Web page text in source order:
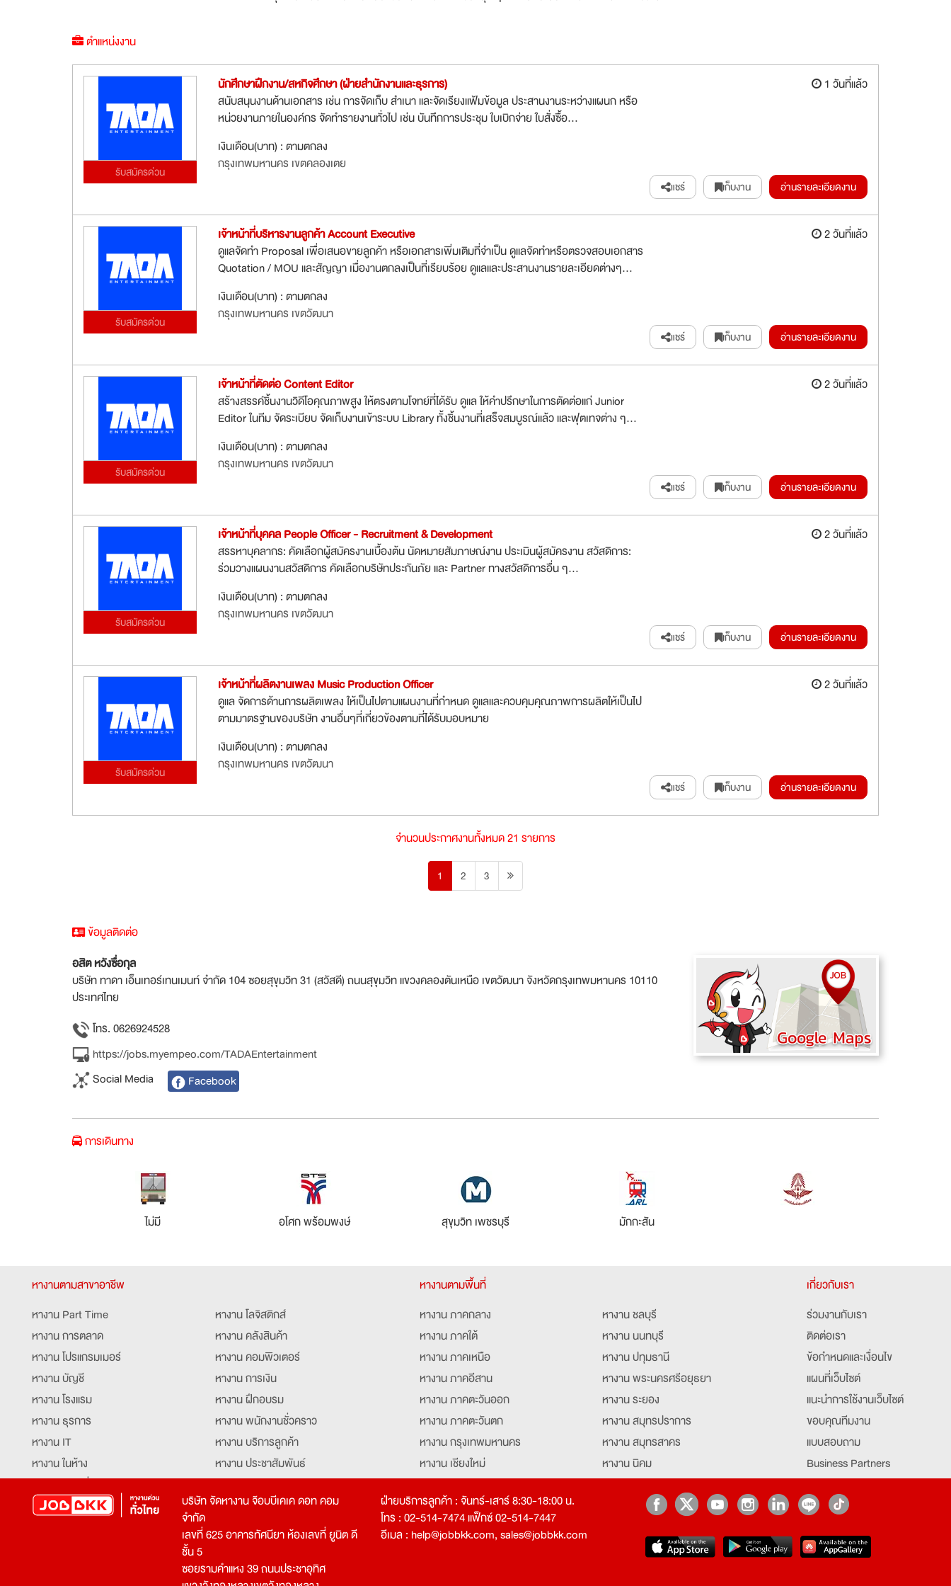
ตำแหน่งงาน
รับสมัครด่วน
นักศึกษาฝึกงาน/สหกิจศึกษา (ฝ่ายสำนักงานและธุรการ)
สนับสนุนงานด้านเอกสาร เช่น การจัดเก็บ สำเนา และจัดเรียงแฟ้มข้อมูล ประสานงานระหว่างแผนก หรือ
หน่วยงานภายในองค์กร จัดทำรายงานทั่วไป เช่น บันทึกการประชุม ใบเบิกจ่าย ใบสั่งซื้อ...
เงินเดือน(บาท) : ตามตกลง
กรุงเทพมหานคร เขตคลองเตย
1 วันที่แล้ว
แชร์ เก็บงาน อ่านรายละเอียดงาน
รับสมัครด่วน
เจ้าหน้าที่บริหารงานลูกค้า Account Executive
ดูแลจัดทำ Proposal เพื่อเสนอขายลูกค้า หรือเอกสารเพิ่มเติมที่จำเป็น ดูแลจัดทำหรือตรวจสอบเอกสาร
Quotation / MOU และสัญญา เมื่องานตกลงเป็นที่เรียบร้อย ดูแลและประสานงานรายละเอียดต่างๆ...
เงินเดือน(บาท) : ตามตกลง
กรุงเทพมหานคร เขตวัฒนา
2 วันที่แล้ว
แชร์ เก็บงาน อ่านรายละเอียดงาน
รับสมัครด่วน
เจ้าหน้าที่ตัดต่อ Content Editor
สร้างสรรค์ชิ้นงานวิดีโอคุณภาพสูง ให้ตรงตามโจทย์ที่ได้รับ ดูแล ให้คำปรึกษาในการตัดต่อแก่ Junior
Editor ในทีม จัดระเบียบ จัดเก็บงานเข้าระบบ Library ทั้งชิ้นงานที่เสร็จสมบูรณ์แล้ว และฟุตเทจต่าง ๆ...
เงินเดือน(บาท) : ตามตกลง
กรุงเทพมหานคร เขตวัฒนา
2 วันที่แล้ว
แชร์ เก็บงาน อ่านรายละเอียดงาน
รับสมัครด่วน
เจ้าหน้าที่บุคคล People Officer - Recruitment & Development
สรรหาบุคลากร: คัดเลือกผู้สมัครงานเบื้องต้น นัดหมายสัมภาษณ์งาน ประเมินผู้สมัครงาน สวัสดิการ:
ร่วมวางแผนงานสวัสดิการ คัดเลือกบริษัทประกันภัย และ Partner ทางสวัสดิการอื่น ๆ...
เงินเดือน(บาท) : ตามตกลง
กรุงเทพมหานคร เขตวัฒนา
2 วันที่แล้ว
แชร์ เก็บงาน อ่านรายละเอียดงาน
รับสมัครด่วน
เจ้าหน้าที่ผลิตงานเพลง Music Production Officer
ดูแล จัดการด้านการผลิตเพลง ให้เป็นไปตามแผนงานที่กำหนด ดูแลและควบคุมคุณภาพการผลิตให้เป็นไป
ตามมาตรฐานของบริษัท งานอื่นๆที่เกี่ยวข้องตามที่ได้รับมอบหมาย
เงินเดือน(บาท) : ตามตกลง
กรุงเทพมหานคร เขตวัฒนา
2 วันที่แล้ว
แชร์ เก็บงาน อ่านรายละเอียดงาน
จำนวนประกาศงานทั้งหมด 21 รายการ
1 2 3
ข้อมูลติดต่อ
อสิต หวังซื่อกุล
บริษัท ทาดา เอ็นเทอร์เทนเมนท์ จำกัด 104 ซอยสุขุมวิท 31 (สวัสดี) ถนนสุขุมวิท แขวงคลองตันเหนือ เขตวัฒนา จังหวัดกรุงเทพมหานคร 10110
ประเทศไทย
โทร. 0626924528
https://jobs.myempeo.com/TADAEntertainment
Social Media
Facebook
การเดินทาง
ไม่มี อโศก พร้อมพงษ์ สุขุมวิท เพชรบุรี มักกะสัน
หางานตามสาขาอาชีพ
หางาน Part Time
หางาน การตลาด
หางาน โปรแกรมเมอร์
หางาน บัญชี
หางาน โรงแรม
หางาน ธุรการ
หางาน IT
หางาน ในห้าง
หางาน จัดซื้อ
หางาน โลจิสติกส์
หางาน คลังสินค้า
หางาน คอมพิวเตอร์
หางาน การเงิน
หางาน ฝึกอบรม
หางาน พนักงานชั่วคราว
หางาน บริการลูกค้า
หางาน ประชาสัมพันธ์
หางาน ประสานงาน
หางาน จองตั๋ว
หางาน กุ๊ก
หางานตามพื้นที่
หางาน ภาคกลาง
หางาน ภาคใต้
หางาน ภาคเหนือ
หางาน ภาคอีสาน
หางาน ภาคตะวันออก
หางาน ภาคตะวันตก
หางาน กรุงเทพมหานคร
หางาน เชียงใหม่
หางาน ชลบุรี
หางาน นนทบุรี
หางาน ปทุมธานี
หางาน พระนครศรีอยุธยา
หางาน ระยอง
หางาน สมุทรปราการ
หางาน สมุทรสาคร
หางาน นิคม
เกี่ยวกับเรา
ร่วมงานกับเรา
ติดต่อเรา
ข้อกำหนดและเงื่อนไข
แผนที่เว็บไซต์
แนะนำการใช้งานเว็บไซต์
ขอบคุณทีมงาน
แบบสอบถาม
Business Partners
Job Index
job
บริษัท จัดหางาน จ๊อบบีเคเค ดอท คอม
จำกัด
เลขที่ 625 อาคารทัศนียา ห้องเลขที่ ยูนิต ดี
ชั้น 5
ซอยรามคำแหง 39 ถนนประชาอุทิศ
ฝ่ายบริการลูกค้า : จันทร์-เสาร์ 8:30-18:00 น.
โทร : 02-514-7474 แฟ็กซ์ 02-514-7447
อีเมล : help@jobbkk.com,sales@jobbkk.com